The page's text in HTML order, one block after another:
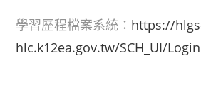
學習歷程檔案系統： https://
hlc.k12ea.gov.tw/SCH_UI/